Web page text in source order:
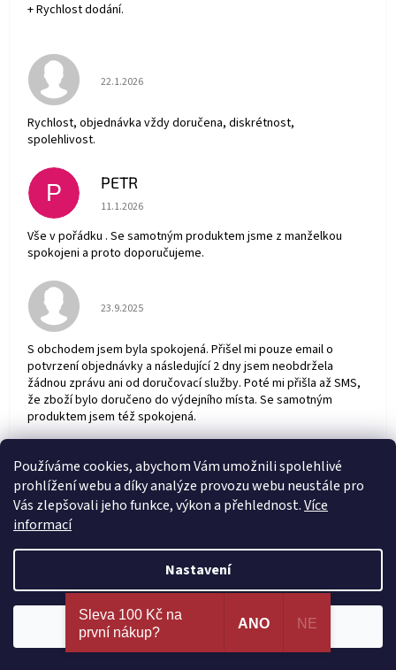
Používáme cookies, abychom Vám umožnili spolehlivé
prohlížení webu a díky analýze provozu webu neustále pro
Vás zlepšovali jeho funkce, výkon a přehlednost.Více
informací
Nastavení
Nejširší výběr erotických pomůcek a sexy prádla na
jednom místě. 100% spokojenost dle recenzí
ověřených zákazníků!
+ Rychlost dodání.
Hodnocení obchodu je 5 z 5 hvězdiček.
22.1.2026
Rychlost, objednávka vždy doručena, diskrétnost,
spolehlivost.
P PETR
Hodnocení obchodu je 5 z 5 hvězdiček.
11.1.2026
Vše v pořádku . Se samotným produktem jsme z manželkou
spokojeni a proto doporučujeme.
Hodnocení obchodu je 5 z 5 hvězdiček.
23.9.2025
S obchodem jsem byla spokojená. Přišel mi pouze email o
potvrzení objednávky a následující 2 dny jsem neobdržela
žádnou zprávu ani od doručovací služby. Poté mi přišla až SMS,
že zboží bylo doručeno do výdejního místa. Se samotným
produktem jsem též spokojená.
Zobrazit další hodnocení
Kontakt
@amoruvsip.cz
Sleva 100 Kč na
první nákup?
ANO NE